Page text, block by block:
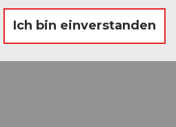
Ich bin einverstanden